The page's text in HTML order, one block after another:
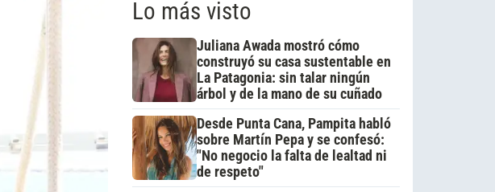
Lo más visto
Juliana Awada mostró cómo
construyó su casa sustentable en
La Patagonia: sin talar ningún
árbol y de la mano de su cuñado
Desde Punta Cana, Pampita habló
sobre Martín Pepa y se confesó:
"No negocio la falta de lealtad ni
de respeto"